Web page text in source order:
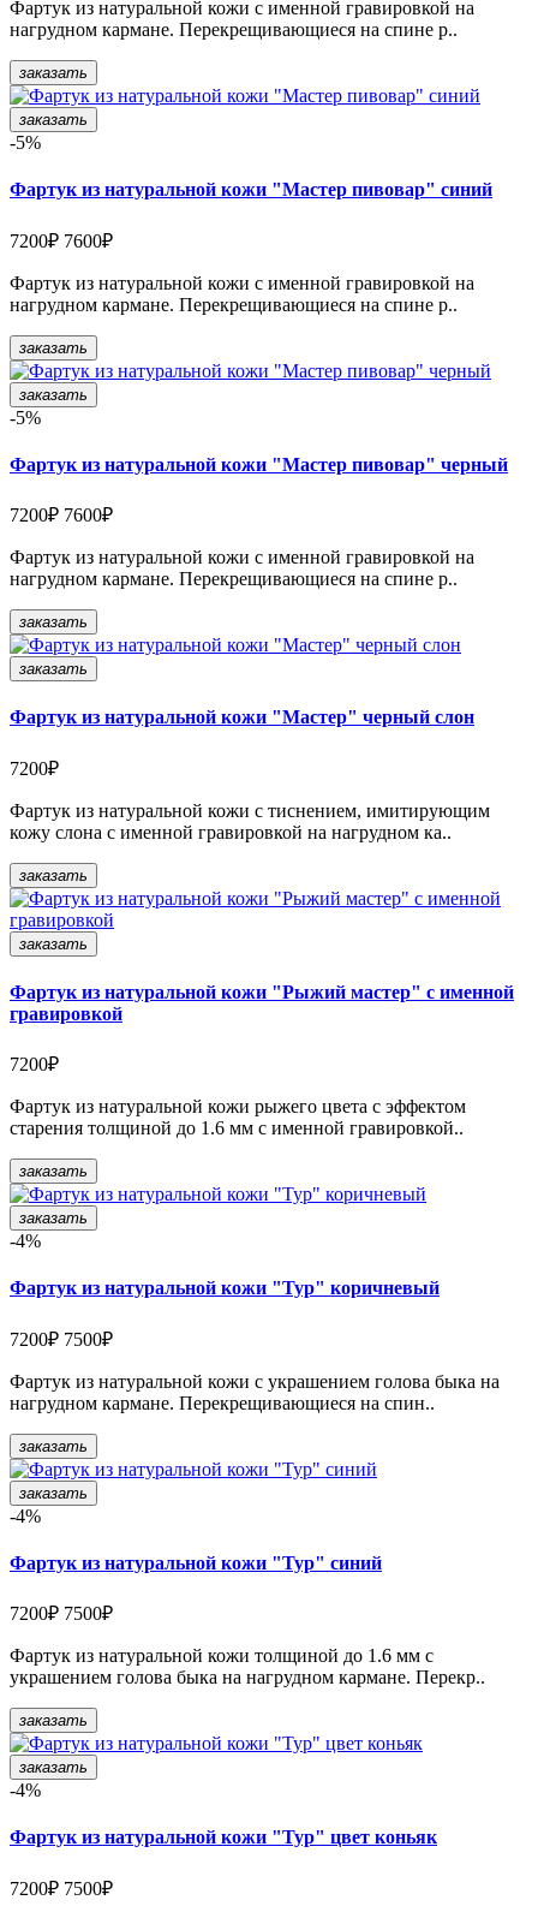
Фартук из натуральной кожи с именной гравировкой на
нагрудном кармане. Перекрещивающиеся на спине р..
заказать
заказать
-5%
Фартук из натуральной кожи "Мастер пивовар" синий
7200₽ 7600₽
Фартук из натуральной кожи с именной гравировкой на
нагрудном кармане. Перекрещивающиеся на спине р..
заказать
заказать
-5%
Фартук из натуральной кожи "Мастер пивовар" черный
7200₽ 7600₽
Фартук из натуральной кожи с именной гравировкой на
нагрудном кармане. Перекрещивающиеся на спине р..
заказать
заказать
Фартук из натуральной кожи "Мастер" черный слон
7200₽
Фартук из натуральной кожи с тиснением, имитирующим
кожу слона с именной гравировкой на нагрудном ка..
заказать
заказать
Фартук из натуральной кожи "Рыжий мастер" с именной
гравировкой
7200₽
Фартук из натуральной кожи рыжего цвета с эффектом
старения толщиной до 1.6 мм с именной гравировкой..
заказать
заказать
-4%
Фартук из натуральной кожи "Тур" коричневый
7200₽ 7500₽
Фартук из натуральной кожи с украшением голова быка на
нагрудном кармане. Перекрещивающиеся на спин..
заказать
заказать
-4%
Фартук из натуральной кожи "Тур" синий
7200₽ 7500₽
Фартук из натуральной кожи толщиной до 1.6 мм с
украшением голова быка на нагрудном кармане. Перекр..
заказать
заказать
-4%
Фартук из натуральной кожи "Тур" цвет коньяк
7200₽ 7500₽